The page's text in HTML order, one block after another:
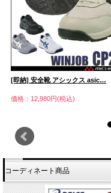
[即納] 安全靴 アシックス asic…
価格：12,980円(税込)
コーディネート商品